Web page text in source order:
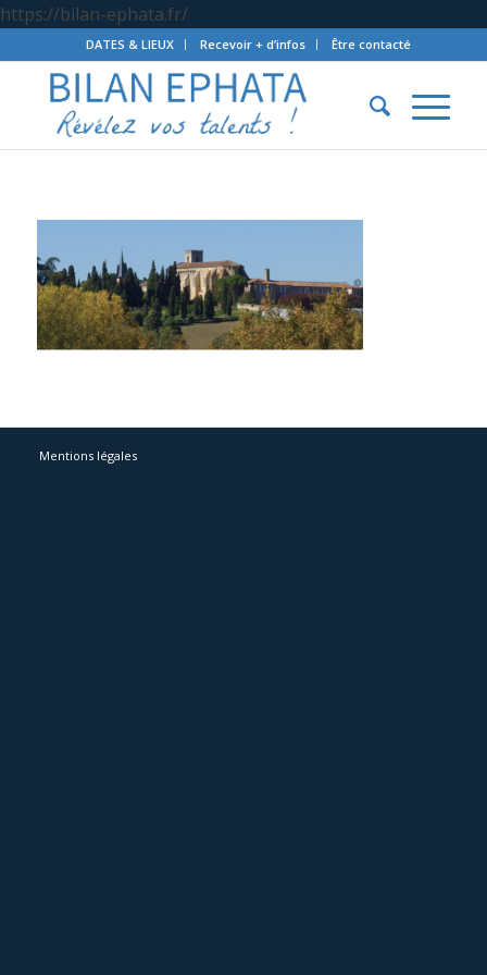
https://bilan-ephata.fr/
DATES & LIEUX Recevoir + d’infos Être contacté
Mentions légales